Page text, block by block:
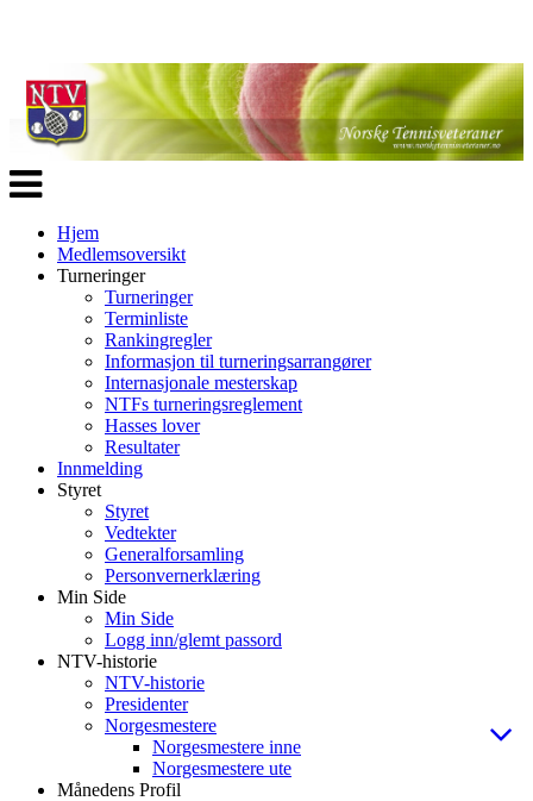
Veksle
navigasjon
Hjem
Medlemsoversikt
Turneringer
Turneringer
Terminliste
Rankingregler
Informasjon til turneringsarrangører
Internasjonale mesterskap
NTFs turneringsreglement
Hasses lover
Resultater
Innmelding
Styret
Styret
Vedtekter
Generalforsamling
Personvernerklæring
Min Side
Min Side
Logg inn/glemt passord
NTV-historie
NTV-historie
Presidenter
Norgesmestere
Norgesmestere inne
Norgesmestere ute
Månedens Profil